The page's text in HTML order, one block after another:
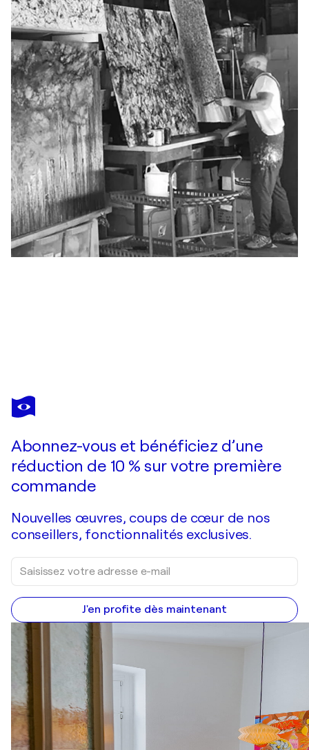
ROBERT TILLBERG
Snowed In
Abonnez-vous et bénéficiez d’une
réduction de 10 % sur votre première
commande
Nouvelles œuvres, coups de cœur de nos
conseillers, fonctionnalités exclusives.
J'en profite dès maintenant